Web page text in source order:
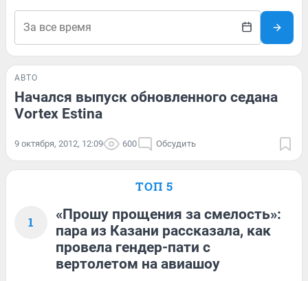
АВТО
Начался выпуск обновленного седана
Vortex Estina
9 октября, 2012, 12:09 600 Обсудить
ТОП 5
1
«Прошу прощения за смелость»:
пара из Казани рассказала, как
провела гендер-пати с
вертолетом на авиашоу